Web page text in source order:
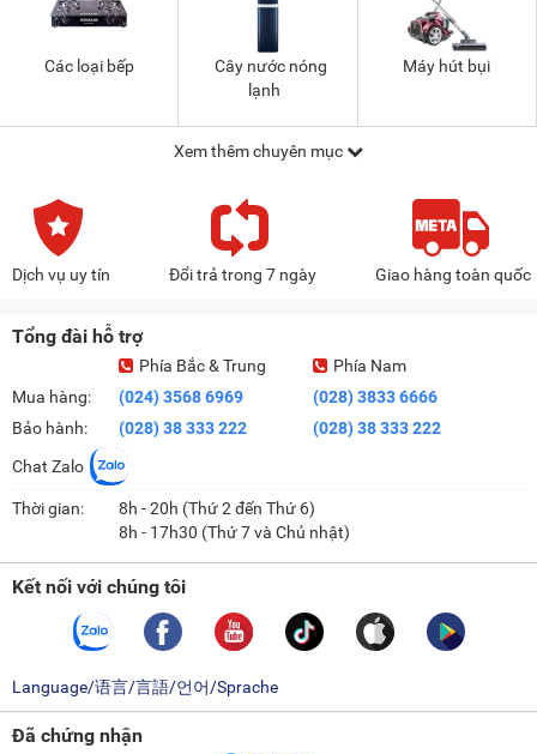
Các loại bếp
Cây nước nóng
lạnh
Máy hút bụi
Xem thêm chuyên mục
Dịch vụ uy tín Đổi trả trong 7 ngày Giao hàng toàn quốc
Tổng đài hỗ trợ
Mua hàng:
Bảo hành:
Phía Bắc & Trung
(024) 3568 6969
(028) 38 333 222
Phía Nam
(028) 3833 6666
(028) 38 333 222
Chat Zalo
Thời gian:
8h - 20h (Thứ 2 đến Thứ 6)
8h - 17h30 (Thứ 7 và Chủ nhật)
Kết nối với chúng tôi
Language/语言/言語/언어/Sprache
Đã chứng nhận